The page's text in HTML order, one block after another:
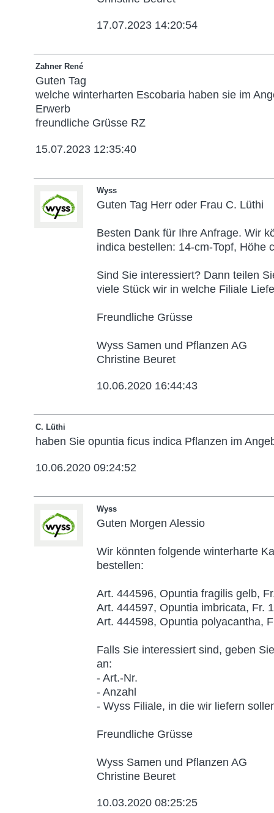
17.07.2023 14:20:54
Zahner René
Guten Tag
welche winterharten Escobaria haben sie im
Erwerb
freundliche Grüsse RZ
15.07.2023 12:35:40
Wyss
Guten Tag Herr oder Frau C. Lüthi
Besten Dank für Ihre Anfrage. Wir
indica bestellen: 14-cm-Topf, Höhe
Sind Sie interessiert? Dann teilen
viele Stück wir in welche Filiale
Freundliche Grüsse
Wyss Samen und Pflanzen AG
Christine Beuret
10.06.2020 16:44:43
C. Lüthi
haben Sie opuntia ficus indica Pflanzen im
10.06.2020 09:24:52
Wyss
Guten Morgen Alessio
Wir könnten folgende winterharte
bestellen:
Art. 444596, Opuntia fragilis gelb,
Art. 444597, Opuntia imbricata, Fr.
Art. 444598, Opuntia polyacantha,
Falls Sie interessiert sind, geben
an:
- Art.-Nr.
- Anzahl
- Wyss Filiale, in die wir liefern
Freundliche Grüsse
Wyss Samen und Pflanzen AG
Christine Beuret
10.03.2020 08:25:25